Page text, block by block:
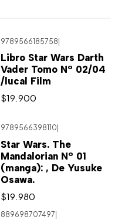
9789566185758
Libro Star Wars Darth
Vader Tomo Nº 02/04
/lucal Film
$19.900
9789566398110
Star Wars. The
Mandalorian Nº 01
(manga): , De Yusuke
Osawa.
$19.980
889698707497